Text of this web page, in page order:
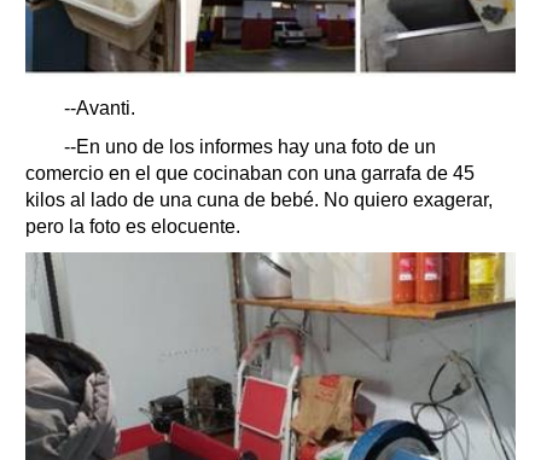
--Avanti.
--En uno de los informes hay una foto de un
comercio en el que cocinaban con una garrafa de 45
kilos al lado de una cuna de bebé. No quiero exagerar,
pero la foto es elocuente.